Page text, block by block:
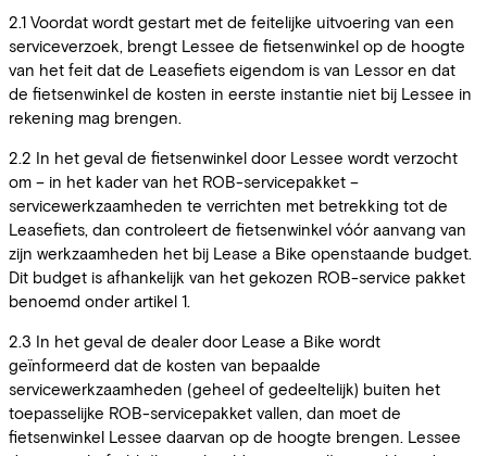
2.1 Voordat wordt gestart met de feitelijke uitvoering van een
serviceverzoek, brengt Lessee de fietsenwinkel op de hoogte
van het feit dat de Leasefiets eigendom is van Lessor en dat
de fietsenwinkel de kosten in eerste instantie niet bij Lessee in
rekening mag brengen.
2.2 In het geval de fietsenwinkel door Lessee wordt verzocht
om – in het kader van het ROB-servicepakket –
servicewerkzaamheden te verrichten met betrekking tot de
Leasefiets, dan controleert de fietsenwinkel vóór aanvang van
zijn werkzaamheden het bij Lease a Bike openstaande budget.
Dit budget is afhankelijk van het gekozen ROB-service pakket
benoemd onder artikel 1.
2.3 In het geval de dealer door Lease a Bike wordt
geïnformeerd dat de kosten van bepaalde
servicewerkzaamheden (geheel of gedeeltelijk) buiten het
toepasselijke ROB-servicepakket vallen, dan moet de
fietsenwinkel Lessee daarvan op de hoogte brengen. Lessee